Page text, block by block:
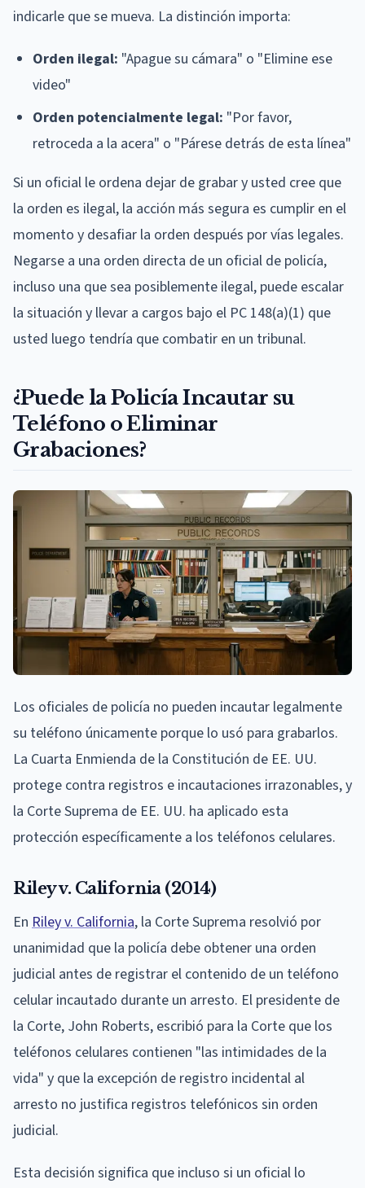
indicarle que se mueva. La distinción importa:
Orden ilegal: "Apague su cámara" o "Elimine ese
video"
Orden potencialmente legal: "Por favor,
retroceda a la acera" o "Párese detrás de esta línea"
Si un oficial le ordena dejar de grabar y usted cree que
la orden es ilegal, la acción más segura es cumplir en el
momento y desafiar la orden después por vías legales.
Negarse a una orden directa de un oficial de policía,
incluso una que sea posiblemente ilegal, puede escalar
la situación y llevar a cargos bajo el PC 148(a)(1) que
usted luego tendría que combatir en un tribunal.
¿Puede la Policía Incautar su
Teléfono o Eliminar
Grabaciones?
Los oficiales de policía no pueden incautar legalmente
su teléfono únicamente porque lo usó para grabarlos.
La Cuarta Enmienda de la Constitución de EE. UU.
protege contra registros e incautaciones irrazonables, y
la Corte Suprema de EE. UU. ha aplicado esta
protección específicamente a los teléfonos celulares.
Riley v. California (2014)
En Riley v. California, la Corte Suprema resolvió por
unanimidad que la policía debe obtener una orden
judicial antes de registrar el contenido de un teléfono
celular incautado durante un arresto. El presidente de
la Corte, John Roberts, escribió para la Corte que los
teléfonos celulares contienen "las intimidades de la
vida" y que la excepción de registro incidental al
arresto no justifica registros telefónicos sin orden
judicial.
Esta decisión significa que incluso si un oficial lo